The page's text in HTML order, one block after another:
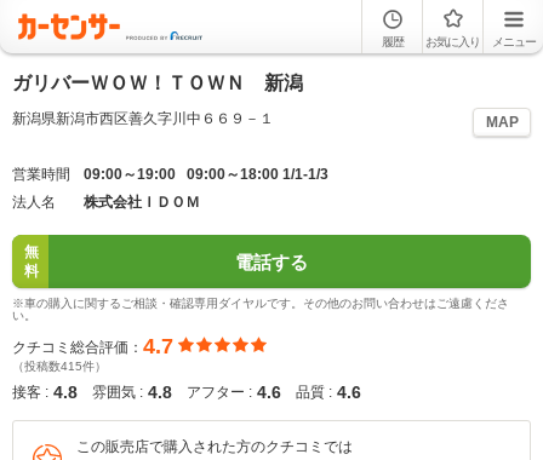
履歴 お気に入り メニュー
ガリバーＷＯＷ！ＴＯＷＮ 新潟
新潟県新潟市西区善久字川中６６９－１ MAP
営業時間
09:00～19:00 09:00～18:00 1/1-1/3
法人名
株式会社ＩＤＯＭ
無
料
電話する
※車の購入に関するご相談・確認専用ダイヤルです。その他のお問い合わせはご遠慮くださ
い。
クチコミ総合評価： 4.7
（投稿数415件）
接客 : 4.8 雰囲気 : 4.8 アフター : 4.6 品質 : 4.6
この販売店で購入された方のクチコミでは